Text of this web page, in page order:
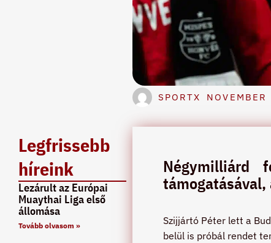
SPORTX
Legfrissebb
híreink
Lezárult az Európai
Muaythai Liga első
állomása
Tovább olvasom »
Négymilliárd
Szijjártó Péter lett a
belül is próbál rendet